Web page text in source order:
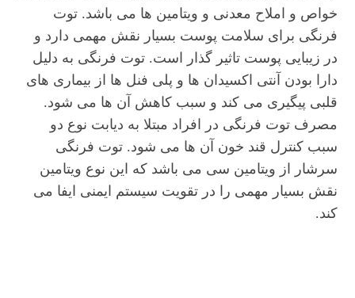
خواص و املاح معدنی و ویتامین ها می باشد. توت
فرنگی برای سلامت پوست بسیار نقش مهمی دارد و
در زیبایی پوست تاثیر گذار است. توت فرنگی به دلیل
دارا بودن آنتی اکسیدان ها و پلی فنل ها از بیماری های
قلبی پیگیری می کند و سبب کاهش آن ها می شود.
مصرف توت فرنگی در افراد مبتلا به دیابت نوع دو
سبب کنترل قند خون آن ها می شود. توت فرنگی
سرشار از ویتامین سی می باشد که این نوع ویتامین
نقش بسیار مهمی را در تقویت سیستم ایمنی ایفا می
کند.